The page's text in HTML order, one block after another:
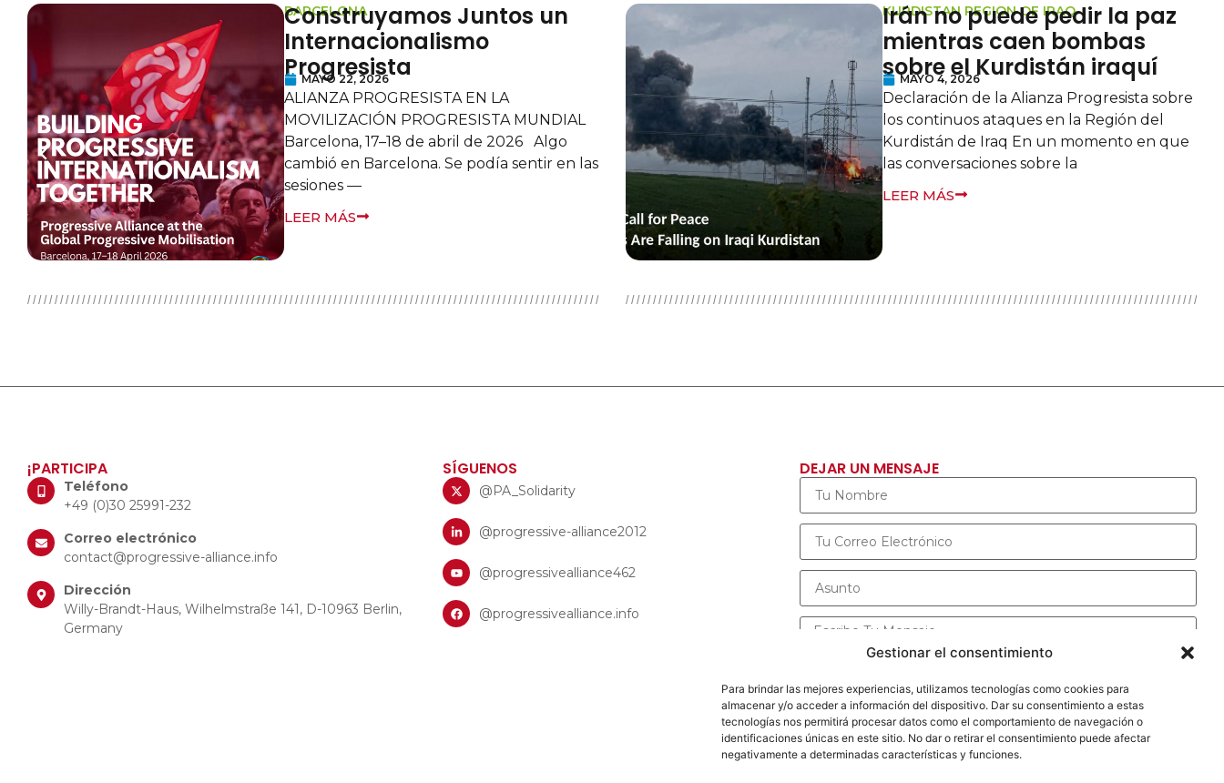
Gestionar el consentimiento
Para brindar las mejores experiencias, utilizamos tecnologías como cookies para
almacenar y/o acceder a información del dispositivo. Dar su consentimiento a estas
tecnologías nos permitirá procesar datos como el comportamiento de navegación o
identificaciones únicas en este sitio. No dar o retirar el consentimiento puede afectar
negativamente a determinadas características y funciones.
BARCELONA
Construyamos Juntos un
Internacionalismo
Progresista
MAYO 22, 2026
ALIANZA PROGRESISTA EN LA
MOVILIZACIÓN PROGRESISTA MUNDIAL
Barcelona, 17–18 de abril de 2026 Algo
cambió en Barcelona. Se podía sentir en las
sesiones —
LEER MÁS
KURDISTAN REGION OF IRAQ
Irán no puede pedir la paz
mientras caen bombas
sobre el Kurdistán iraquí
MAYO 4, 2026
Declaración de la Alianza Progresista sobre
los continuos ataques en la Región del
Kurdistán de Iraq En un momento en que
las conversaciones sobre la
LEER MÁS
¡PARTICIPA
Teléfono
+49 (0)30 25991-232
Correo electrónico
contact@progressive-alliance.info
Dirección
Willy-Brandt-Haus, Wilhelmstraße 141, D-10963 Berlin,
Germany
SÍGUENOS
@PA_Solidarity
@progressive-alliance2012
@progressivealliance462
@progressivealliance.info
DEJAR UN MENSAJE
ENVIAR MENSAJE